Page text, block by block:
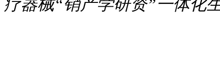
疗器械“销产学研资”一体化